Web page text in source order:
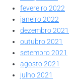
fevereiro 2022
janeiro 2022
dezembro 2021
outubro 2021
setembro 2021
agosto 2021
julho 2021